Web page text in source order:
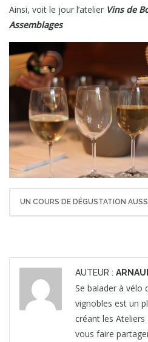
Ainsi, voit le jour l’atelier Vins de
Assemblages
UN COURS DE DÉGUSTATION
AUTEUR :
Se balader à vélo
vignobles est un
créant les
vous faire